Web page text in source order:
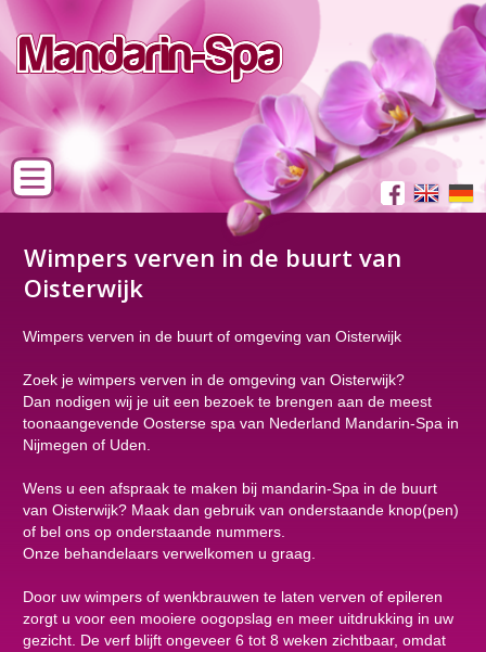
Wimpers verven in de buurt van
Oisterwijk
Wimpers verven in de buurt of omgeving van Oisterwijk
Zoek je wimpers verven in de omgeving van Oisterwijk?
Dan nodigen wij je uit een bezoek te brengen aan de meest
toonaangevende Oosterse spa van Nederland Mandarin-Spa in
Nijmegen of Uden.
Wens u een afspraak te maken bij mandarin-Spa in de buurt
van Oisterwijk? Maak dan gebruik van onderstaande knop(pen)
of bel ons op onderstaande nummers.
Onze behandelaars verwelkomen u graag.
Door uw wimpers of wenkbrauwen te laten verven of epileren
zorgt u voor een mooiere oogopslag en meer uitdrukking in uw
gezicht. De verf blijft ongeveer 6 tot 8 weken zichtbaar, omdat